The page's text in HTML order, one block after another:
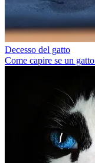
Decesso del gatto
Come capire se un